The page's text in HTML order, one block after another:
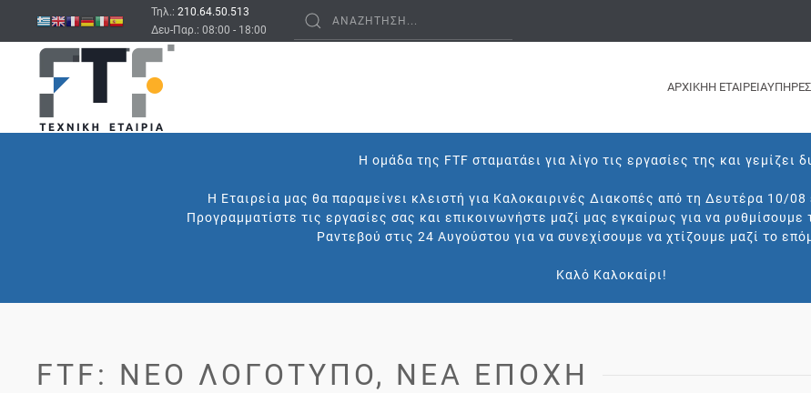
Τηλ.: 210.64.50.513
Δευ-Παρ.: 08:00 - 18:00
ΑΡΧΙΚΗΗ ΕΤΑΙΡΕΙΑ
Η ομάδα της FTF σταματάει για λίγο τις εργασίες της και γεμίζει
Η Εταιρεία μας θα παραμείνει κλειστή για Καλοκαιρινές Διακοπές από τη Δευτέρα 10/
Προγραμματίστε τις εργασίες σας και επικοινωνήστε μαζί μας εγκαίρως για να
Ραντεβού στις 24 Αυγούστου για να συνεχίσουμε να χτίζουμε μαζί το
Καλό Καλοκαίρι!
FTF: ΝΈΟ ΛΟΓΌΤΥΠΟ, ΝΈΑ ΕΠΟΧΉ